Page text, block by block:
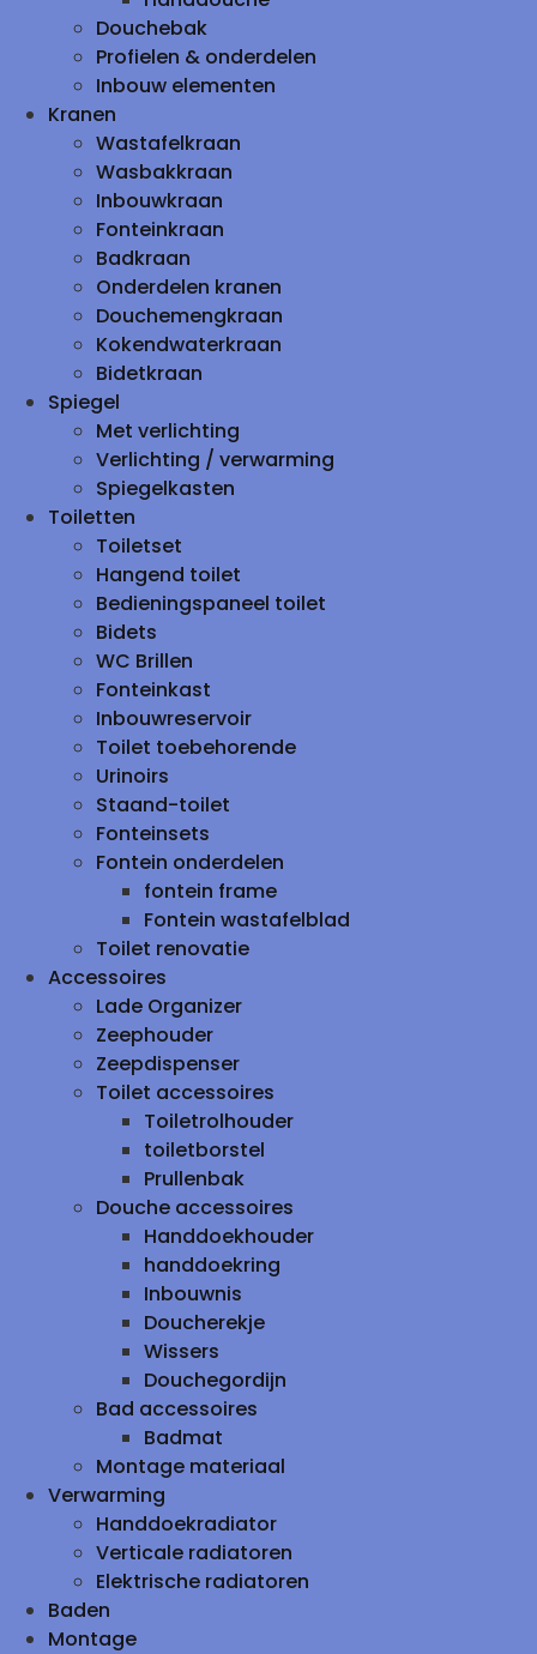
Douchebak
Profielen & onderdelen
Inbouw elementen
Kranen
Wastafelkraan
Wasbakkraan
Inbouwkraan
Fonteinkraan
Badkraan
Onderdelen kranen
Douchemengkraan
Kokendwaterkraan
Bidetkraan
Spiegel
Met verlichting
Verlichting / verwarming
Spiegelkasten
Toiletten
Toiletset
Hangend toilet
Bedieningspaneel toilet
Bidets
WC Brillen
Fonteinkast
Inbouwreservoir
Toilet toebehorende
Urinoirs
Staand-toilet
Fonteinsets
Fontein onderdelen
fontein frame
Fontein wastafelblad
Toilet renovatie
Accessoires
Lade Organizer
Zeephouder
Zeepdispenser
Toilet accessoires
Toiletrolhouder
toiletborstel
Prullenbak
Douche accessoires
Handdoekhouder
handdoekring
Inbouwnis
Doucherekje
Wissers
Douchegordijn
Bad accessoires
Badmat
Montage materiaal
Verwarming
Handdoekradiator
Verticale radiatoren
Elektrische radiatoren
Baden
Montage